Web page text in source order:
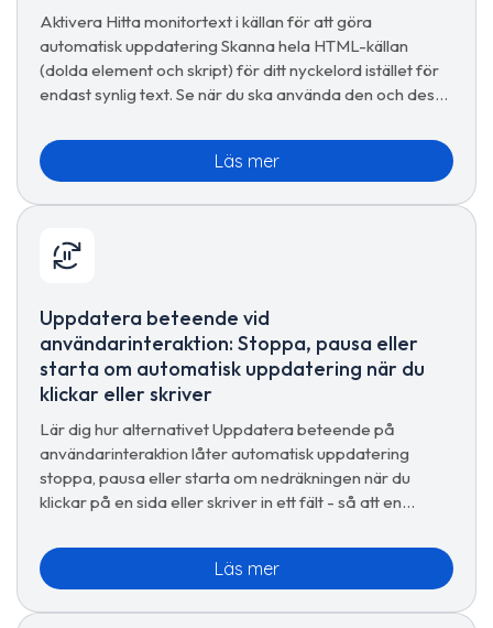
Aktivera Hitta monitortext i källan för att göra
automatisk uppdatering Skanna hela HTML-källan
(dolda element och skript) för ditt nyckelord istället för
endast synlig text. Se när du ska använda den och dess
Läs mer
Uppdatera beteende vid
användarinteraktion: Stoppa, pausa eller
starta om automatisk uppdatering när du
klickar eller skriver
Lär dig hur alternativet Uppdatera beteende på
användarinteraktion låter automatisk uppdatering
stoppa, pausa eller starta om nedräkningen när du
klickar på en sida eller skriver in ett fält - så att en
Läs mer